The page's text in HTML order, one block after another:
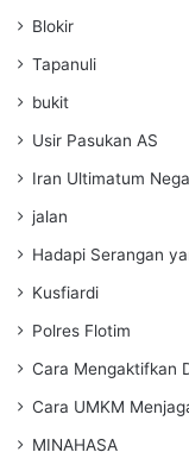
Blokir
Tapanuli
bukit
Usir Pasukan AS
Iran Ultimatum
jalan
Hadapi Serangan
Kusfiardi
Polres Flotim
Cara Mengaktifkan
Cara UMKM
MINAHASA